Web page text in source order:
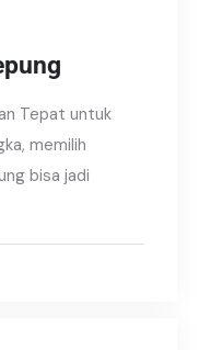
Tepat untuk
memilih
bisa jadi